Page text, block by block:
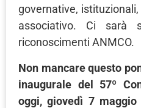
governative,
associativo. Ci
riconoscimenti ANMCO.
Non mancare questo
inaugurale del 57º
oggi, giovedì 7